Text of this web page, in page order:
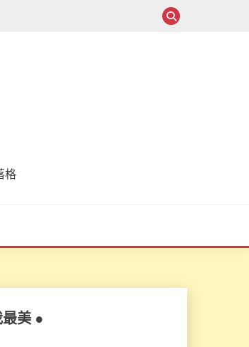
格
美 ●